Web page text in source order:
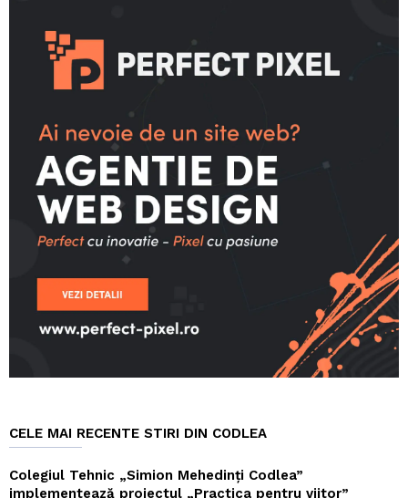
CELE MAI RECENTE STIRI DIN CODLEA
Colegiul Tehnic „Simion Mehedinți Codlea”
implementează proiectul „Practica pentru viitor”